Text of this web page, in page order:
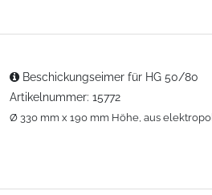
Beschickungseimer für HG 50/80
Artikelnummer: 15772
Ø 330 mm x 190 mm Höhe, aus